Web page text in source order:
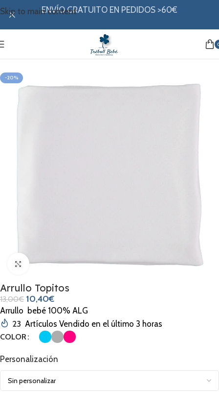
Skip to main contentENVÍO GRATUITO EN PEDIDOS >60€
-20%
Clic para ampliar
Arrullo Topitos
13,00€ 10,40€
Arrullo bebé 100% ALG
23 Artículos Vendido en el último 3 horas
COLOR
Personalización